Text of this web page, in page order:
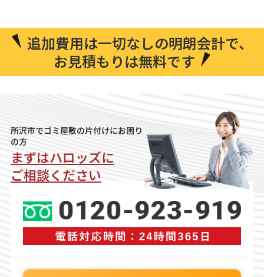
追加費⽤は⼀切なしの明朗会計で、
お見積もりは無料です
所沢市でゴミ屋敷の片付けにお困り
の方
まずはハロッズに
ご相談ください